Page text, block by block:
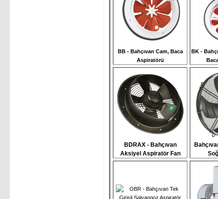
BB - Bahçıvan Cam, Baca
Aspiratörü
BK -
BDRAX - Bahçıvan
Aksiyel Aspiratör Fan